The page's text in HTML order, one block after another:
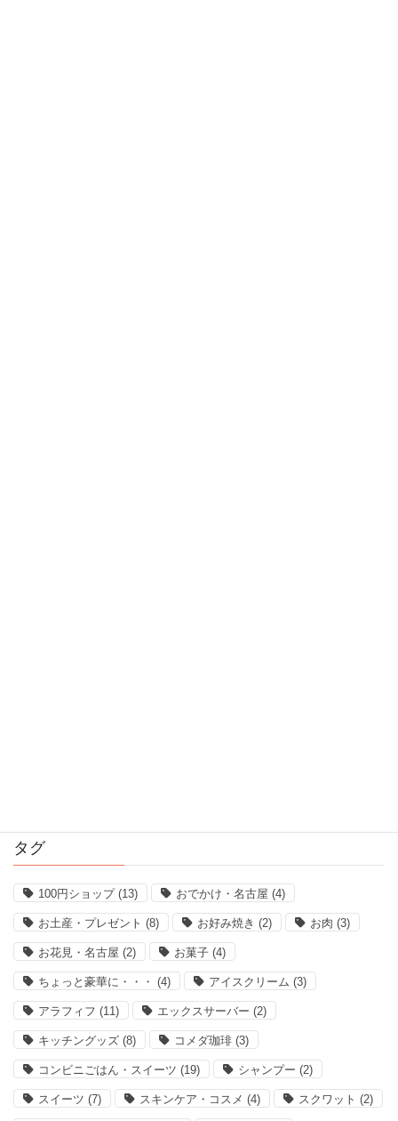
タグ
100円ショップ(13) おでかけ・名古屋 (4)
お土産・プレゼント (8) お好み焼き (2) お肉 (3)
お花見・名古屋 (2) お菓子 (4)
ちょっと豪華に・・・ (4) アイスクリーム (3)
アラフィフ (11) エックスサーバー (2)
キッチングッズ (8) コメダ珈琲 (3)
コンビニごはん・スイーツ (19) シャンプー (2)
スイーツ (7) スキンケア・コスメ (4) スクワット (2)